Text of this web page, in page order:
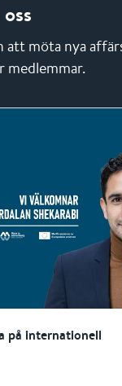
att möta nya
medlemmar.
på internationell